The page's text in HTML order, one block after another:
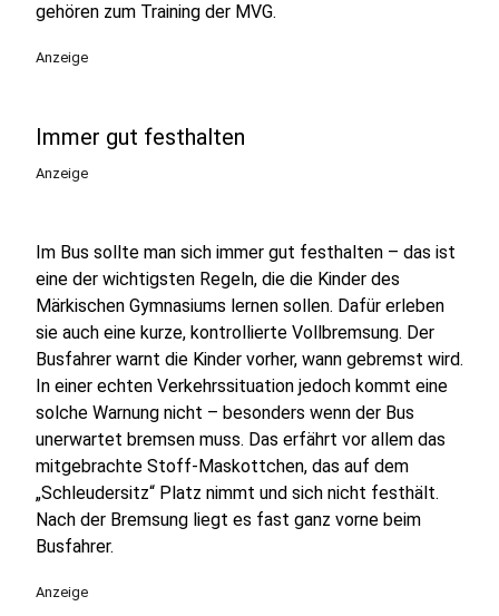
gehören zum Training der MVG.
Anzeige
Immer gut festhalten
Anzeige
Im Bus sollte man sich immer gut festhalten – das ist
eine der wichtigsten Regeln, die die Kinder des
Märkischen Gymnasiums lernen sollen. Dafür erleben
sie auch eine kurze, kontrollierte Vollbremsung. Der
Busfahrer warnt die Kinder vorher, wann gebremst wird.
In einer echten Verkehrssituation jedoch kommt eine
solche Warnung nicht – besonders wenn der Bus
unerwartet bremsen muss. Das erfährt vor allem das
mitgebrachte Stoff-Maskottchen, das auf dem
„Schleudersitz“ Platz nimmt und sich nicht festhält.
Nach der Bremsung liegt es fast ganz vorne beim
Busfahrer.
Anzeige